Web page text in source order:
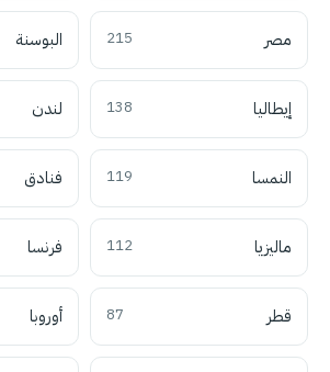
مصر 215 البوسنة
إيطاليا 138 لندن
النمسا 119 فنادق
ماليزيا 112 فرنسا
قطر 87 أوروبا